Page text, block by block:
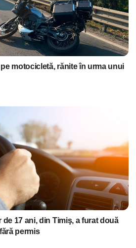
motocicletă, rănite în urma unui
de 17 ani, din Timiş, a furat două
permis